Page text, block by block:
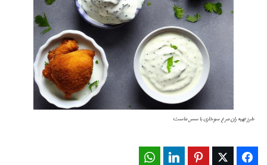
طرز تهیه ران مرغ سوخاری با سس ماست
Facebook
Twitter
Pinterest
LinkedIn